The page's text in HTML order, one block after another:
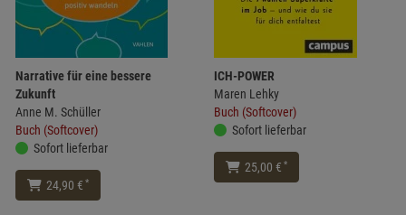
Narrative für eine bessere
Zukunft
Anne M. Schüller
Buch (Softcover)
Sofort lieferbar
24,90 € *
ICH-POWER
Maren Lehky
Buch (Softcover)
Sofort lieferbar
25,00 € *